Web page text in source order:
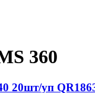
360
20шт/уп